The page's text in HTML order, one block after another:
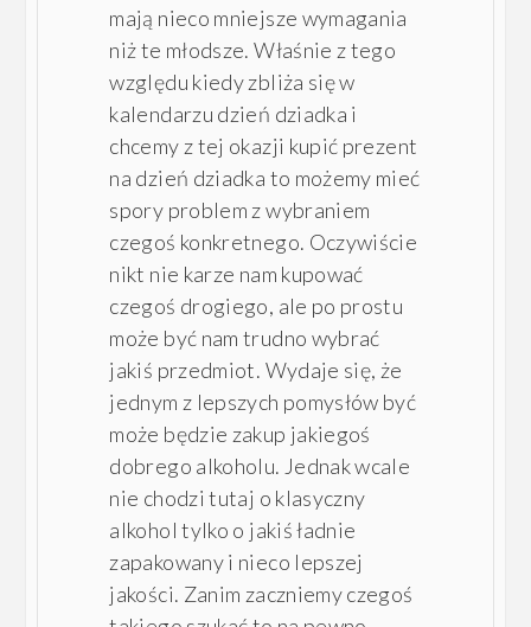
mają nieco mniejsze wymagania
niż te młodsze. Właśnie z tego
względu kiedy zbliża się w
kalendarzu dzień dziadka i
chcemy z tej okazji kupić prezent
na dzień dziadka to możemy mieć
spory problem z wybraniem
czegoś konkretnego. Oczywiście
nikt nie karze nam kupować
czegoś drogiego, ale po prostu
może być nam trudno wybrać
jakiś przedmiot. Wydaje się, że
jednym z lepszych pomysłów być
może będzie zakup jakiegoś
dobrego alkoholu. Jednak wcale
nie chodzi tutaj o klasyczny
alkohol tylko o jakiś ładnie
zapakowany i nieco lepszej
jakości. Zanim zaczniemy czegoś